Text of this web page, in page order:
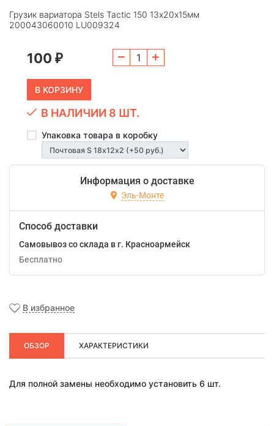
Грузик вариатора Stels Tactic 150 13х20х15мм
200043060010 LU009324
100 ₽
В НАЛИЧИИ 8 ШТ.
Упаковка товара в коробку
Информация о доставке
Эль-Монте
Способ доставки
Самовывоз со склада в г. Красноармейск
Бесплатно
В избранное
ОБЗОР ХАРАКТЕРИСТИКИ
Для полной замены необходимо установить 6 шт.